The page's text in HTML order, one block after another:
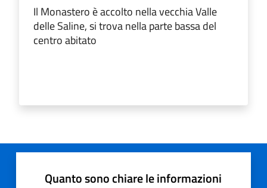
Il Monastero è accolto nella vecchia Valle
delle Saline, si trova nella parte bassa del
centro abitato
Quanto sono chiare le informazioni